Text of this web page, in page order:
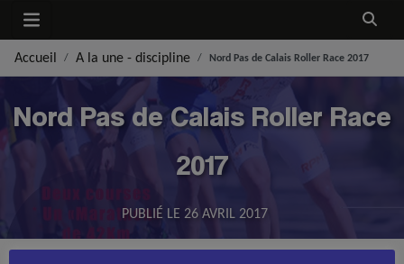
Ouvrir
Accueil A la une - discipline Nord Pas de Calais Roller Race 2017
Nord Pas de Calais Roller Race
2017
PUBLIÉ LE 26 AVRIL 2017